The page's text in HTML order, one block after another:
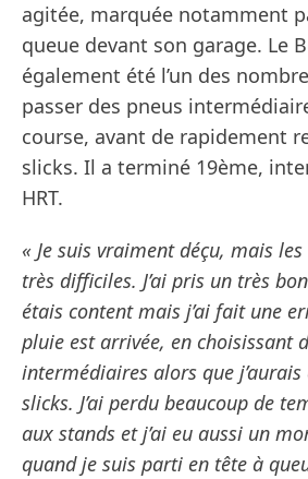
agitée, marquée notamment
queue devant son garage. Le
également été l’un des
passer des pneus
course, avant de rapidement
slicks. Il a terminé 19ème,
HRT.
« Je suis vraiment déçu, mais
très difficiles. J’ai pris un très
étais content mais j’ai fait une
pluie est arrivée, en choisissant
intermédiaires alors que
slicks. J’ai perdu beaucoup de
aux stands et j’ai eu aussi un
quand je suis parti en tête à